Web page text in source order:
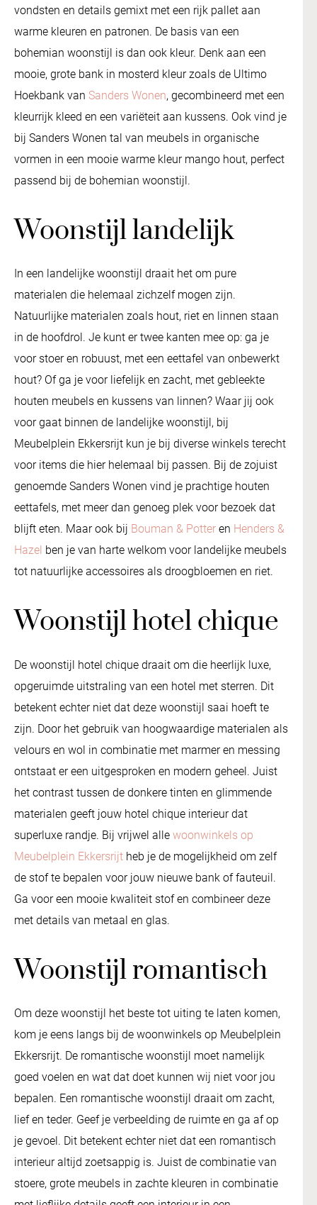
vondsten en details gemixt met een rijk pallet aan
warme kleuren en patronen. De basis van een
bohemian woonstijl is dan ook kleur. Denk aan een
mooie, grote bank in mosterd kleur zoals de Ultimo
Hoekbank van Sanders Wonen, gecombineerd met een
kleurrijk kleed en een variëteit aan kussens. Ook vind je
bij Sanders Wonen tal van meubels in organische
vormen in een mooie warme kleur mango hout, perfect
passend bij de bohemian woonstijl.
Woonstijl landelijk
In een landelijke woonstijl draait het om pure
materialen die helemaal zichzelf mogen zijn.
Natuurlijke materialen zoals hout, riet en linnen staan
in de hoofdrol. Je kunt er twee kanten mee op: ga je
voor stoer en robuust, met een eettafel van onbewerkt
hout? Of ga je voor liefelijk en zacht, met gebleekte
houten meubels en kussens van linnen? Waar jij ook
voor gaat binnen de landelijke woonstijl, bij
Meubelplein Ekkersrijt kun je bij diverse winkels terecht
voor items die hier helemaal bij passen. Bij de zojuist
genoemde Sanders Wonen vind je prachtige houten
eettafels, met meer dan genoeg plek voor bezoek dat
blijft eten. Maar ook bij Bouman & Potter en Henders &
Hazel ben je van harte welkom voor landelijke meubels
tot natuurlijke accessoires als droogbloemen en riet.
Woonstijl hotel chique
De woonstijl hotel chique draait om die heerlijk luxe,
opgeruimde uitstraling van een hotel met sterren. Dit
betekent echter niet dat deze woonstijl saai hoeft te
zijn. Door het gebruik van hoogwaardige materialen als
velours en wol in combinatie met marmer en messing
ontstaat er een uitgesproken en modern geheel. Juist
het contrast tussen de donkere tinten en glimmende
materialen geeft jouw hotel chique interieur dat
superluxe randje. Bij vrijwel alle woonwinkels op
Meubelplein Ekkersrijt heb je de mogelijkheid om zelf
de stof te bepalen voor jouw nieuwe bank of fauteuil.
Ga voor een mooie kwaliteit stof en combineer deze
met details van metaal en glas.
Woonstijl romantisch
Om deze woonstijl het beste tot uiting te laten komen,
kom je eens langs bij de woonwinkels op Meubelplein
Ekkersrijt. De romantische woonstijl moet namelijk
goed voelen en wat dat doet kunnen wij niet voor jou
bepalen. Een romantische woonstijl draait om zacht,
lief en teder. Geef je verbeelding de ruimte en ga af op
je gevoel. Dit betekent echter niet dat een romantisch
interieur altijd zoetsappig is. Juist de combinatie van
stoere, grote meubels in zachte kleuren in combinatie